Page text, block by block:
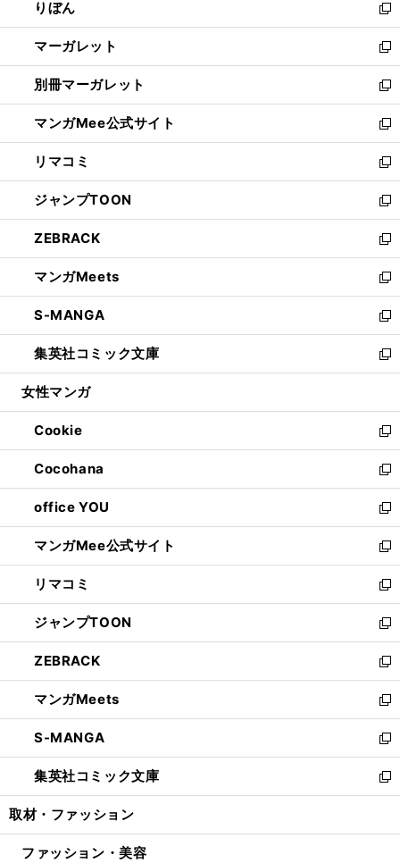
く
で
開
く
ド
ウ
で
開
く
ィ
ン
ド
ウ
で
開
く
りぼん
新
し
い
ウ
ィ
ン
ド
ウ
で
開
く
マーガレット
新
し
い
ウ
ィ
ン
ド
ウ
で
開
く
別冊マーガレット
新
し
い
ウ
ィ
ン
ド
ウ
で
開
く
マンガMee公式サイト
新
し
い
ウ
ィ
ン
ド
ウ
で
開
く
リマコミ
新
し
い
ウ
ィ
ン
ド
ウ
で
開
く
ジャンプTOON
新
し
い
ウ
ィ
ン
ド
ウ
で
開
ZEBRACK
新
し
い
ウ
ィ
ン
ド
ウ
開
く
マンガMeets
新
し
い
ウ
ィ
ン
ウ
で
開
く
S-MANGA
新
し
い
ウ
ン
ド
ウ
で
開
く
集英社コミック文庫
新
し
ウ
ィ
ン
ド
ウ
で
開
く
女性マンガ
Cookie
新
し
い
ウ
ィ
ン
ド
ウ
で
開
く
Cocohana
新
し
い
ウ
ィ
ン
ド
ウ
で
開
く
office YOU
新
し
い
ウ
ィ
ン
ド
ウ
で
開
く
マンガMee公式サイト
新
し
い
ウ
ィ
ン
ド
ウ
で
開
く
リマコミ
新
し
い
ウ
ィ
ン
ド
ウ
で
開
く
ジャンプTOON
新
し
い
ウ
ィ
ン
ド
ウ
で
開
ZEBRACK
新
し
い
ウ
ィ
ン
ド
ウ
開
マンガMeets
新
し
い
ウ
ィ
ン
ウ
S-MANGA
新
し
い
ウ
ン
集英社コミック文庫
新
し
ウ
取材・ファッション
ファッション・美容